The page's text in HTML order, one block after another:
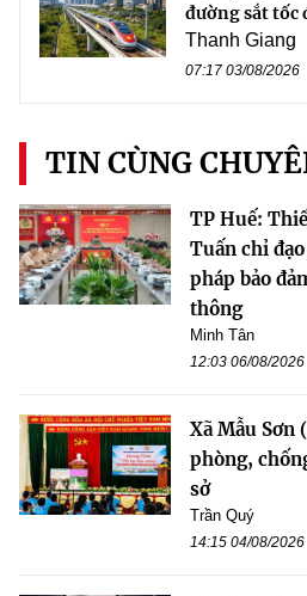
đường sắt tốc
Thanh Giang
07:17 03/08/2026
TIN CÙNG
TP Huế:
Tuấn chỉ
pháp bảo
thông
Minh Tân
12:03 06/08/2026
Xã Mẫu Sơn
phòng,
sở
Trần Quý
14:15 04/08/2026